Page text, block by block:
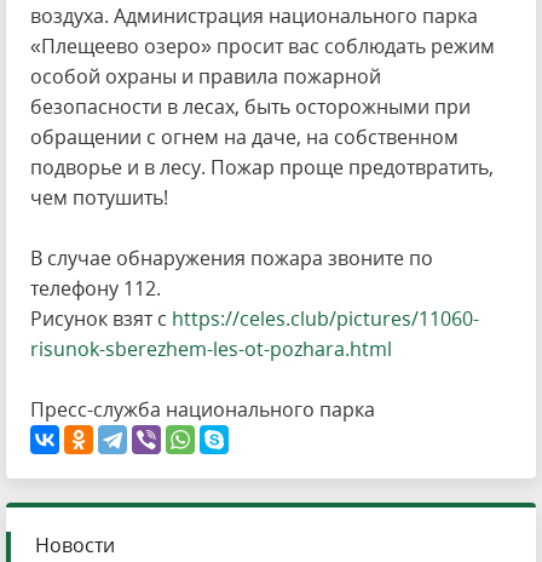
воздуха. Администрация национального парка
«Плещеево озеро» просит вас соблюдать режим
особой охраны и правила пожарной
безопасности в лесах, быть осторожными при
обращении с огнем на даче, на собственном
подворье и в лесу. Пожар проще предотвратить,
чем потушить!
В случае обнаружения пожара звоните по
телефону 112.
Рисунок взят с https://celes.club/pictures/11060-
risunok-sberezhem-les-ot-pozhara.html
Пресс-служба национального парка
Новости